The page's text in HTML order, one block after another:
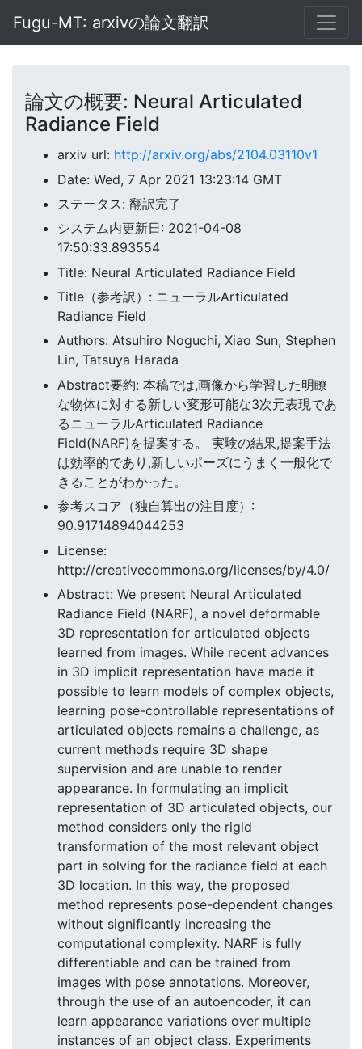
Fugu-MT: arxivの論文翻訳
論文の概要: Neural Articulated
Radiance Field
arxiv url: http://arxiv.org/abs/2104.03110v1
Date: Wed, 7 Apr 2021 13:23:14 GMT
ステータス: 翻訳完了
システム内更新日: 2021-04-08
17:50:33.893554
Title: Neural Articulated Radiance Field
Title（参考訳）: ニューラルArticulated
Radiance Field
Authors: Atsuhiro Noguchi, Xiao Sun, Stephen
Lin, Tatsuya Harada
Abstract要約: 本稿では,画像から学習した明瞭
な物体に対する新しい変形可能な3次元表現であ
るニューラルArticulated Radiance
Field(NARF)を提案する。 実験の結果,提案手法
は効率的であり,新しいポーズにうまく一般化で
きることがわかった。
参考スコア（独自算出の注目度）:
90.91714894044253
License:
http://creativecommons.org/licenses/by/4.0/
Abstract: We present Neural Articulated
Radiance Field (NARF), a novel deformable
3D representation for articulated objects
learned from images. While recent advances
in 3D implicit representation have made it
possible to learn models of complex objects,
learning pose-controllable representations of
articulated objects remains a challenge, as
current methods require 3D shape
supervision and are unable to render
appearance. In formulating an implicit
representation of 3D articulated objects, our
method considers only the rigid
transformation of the most relevant object
part in solving for the radiance field at each
3D location. In this way, the proposed
method represents pose-dependent changes
without significantly increasing the
computational complexity. NARF is fully
differentiable and can be trained from
images with pose annotations. Moreover,
through the use of an autoencoder, it can
learn appearance variations over multiple
instances of an object class. Experiments